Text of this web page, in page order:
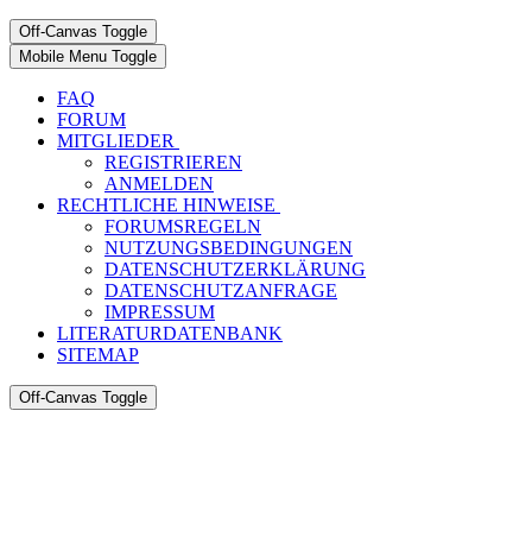
Off-Canvas Toggle
Mobile Menu Toggle
FAQ
FORUM
MITGLIEDER
REGISTRIEREN
ANMELDEN
RECHTLICHE HINWEISE
FORUMSREGELN
NUTZUNGSBEDINGUNGEN
DATENSCHUTZERKLÄRUNG
DATENSCHUTZANFRAGE
IMPRESSUM
LITERATURDATENBANK
SITEMAP
Off-Canvas Toggle